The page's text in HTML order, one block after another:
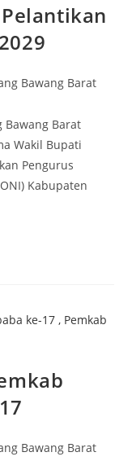
Bawang Barat
Barat
Wakil Bupati
Pengurus
Kabupaten
Bawang Barat